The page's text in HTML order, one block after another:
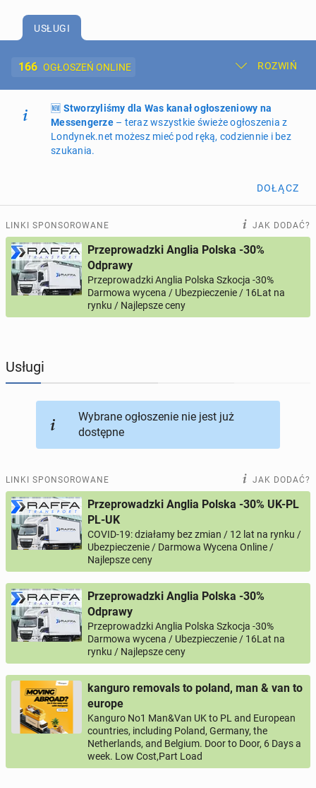
USŁUGI
166 OGŁOSZEŃ ONLINE ROZWIŃ
Dodaj ogłoszenie Moje ogłoszenia
Oferta i cennik ogłoszeń
ogłoszenia online
PROFILE KANDYDATÓW 303 profile online
USŁUGI 166ogłoszeń online
KUPIĘ & SPRZEDAM
🆕 Stworzyliśmy dla Was kanał ogłoszeniowy na
Messengerze– teraz wszystkie świeże ogłoszenia z
Londynek.net możesz mieć pod ręką, codziennie i bez
szukania.
DOŁĄCZ
LINKI SPONSOROWANE JAK DODAĆ?
Przeprowadzki Anglia Polska -30%
Odprawy
Przeprowadzki Anglia Polska Szkocja -30%
Darmowa wycena / Ubezpieczenie / 16Lat na
rynku / Najlepsze ceny
Usługi
Wybrane ogłoszenie nie jest już
dostępne
LINKI SPONSOROWANE JAK DODAĆ?
Przeprowadzki Anglia Polska -30% UK-PL
PL-UK
COVID-19: działamy bez zmian / 12 lat na rynku /
Ubezpieczenie / Darmowa Wycena Online /
Najlepsze ceny
Przeprowadzki Anglia Polska -30%
Odprawy
Przeprowadzki Anglia Polska Szkocja -30%
Darmowa wycena / Ubezpieczenie / 16Lat na
rynku / Najlepsze ceny
kanguro removals to poland, man & van to
europe
Kanguro No1 Man&Van UK to PL and European
countries, including Poland, Germany, the
Netherlands, and Belgium. Door to Door, 6 Days a
week. Low Cost,Part Load